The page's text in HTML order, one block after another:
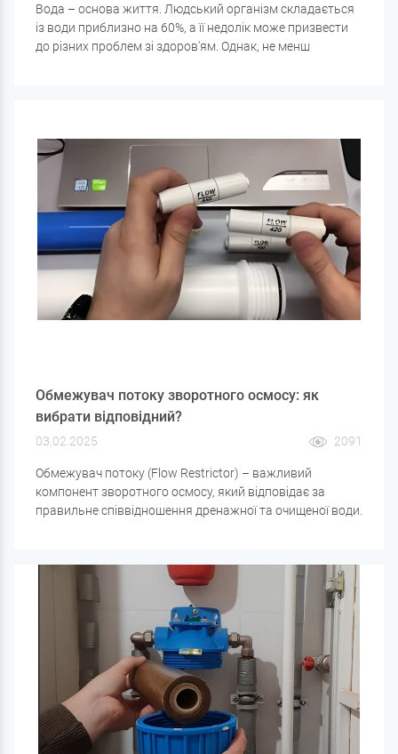
Вода – основа життя. Людський організм складається
із води приблизно на 60%, а її недолік може призвести
до різних проблем зі здоров'ям. Однак, не менш
безпечною та корисною.
Обмежувач потоку зворотного осмосу: як
вибрати відповідний?
03.02.2025 2091
Обмежувач потоку (Flow Restrictor) – важливий
компонент зворотного осмосу, який відповідає за
правильне співвідношення дренажної та очищеної води.
засмічення мембрани або зниження ефективності